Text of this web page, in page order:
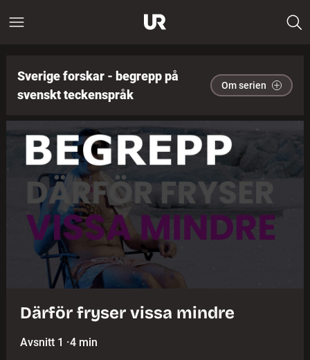
Sverige forskar - begrepp på
svenskt teckenspråk
Om serien
Därför fryser vissa mindre
Avsnitt 1 ·4 min